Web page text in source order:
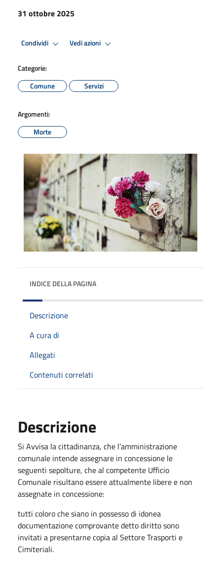
31 ottobre 2025
Condividi Vedi azioni
Categorie:
Comune
Servizi
Argomenti:
Morte
INDICE DELLA PAGINA
Descrizione
A cura di
Allegati
Contenuti correlati
Descrizione
Si Avvisa la cittadinanza, che l’amministrazione
comunale intende assegnare in concessione le
seguenti sepolture, che al competente Ufficio
Comunale risultano essere attualmente libere e non
assegnate in concessione:
tutti coloro che siano in possesso di idonea
documentazione comprovante detto diritto sono
invitati a presentarne copia al Settore Trasporti e
Cimiteriali.